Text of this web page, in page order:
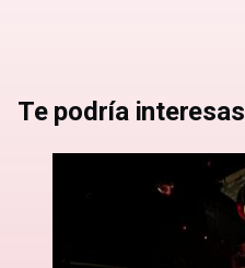
Te podría interesas